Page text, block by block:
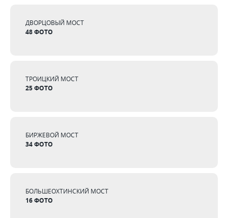
ДВОРЦОВЫЙ МОСТ
48 ФОТО
ТРОИЦКИЙ МОСТ
25 ФОТО
БИРЖЕВОЙ МОСТ
34 ФОТО
БОЛЬШЕОХТИНСКИЙ МОСТ
16 ФОТО